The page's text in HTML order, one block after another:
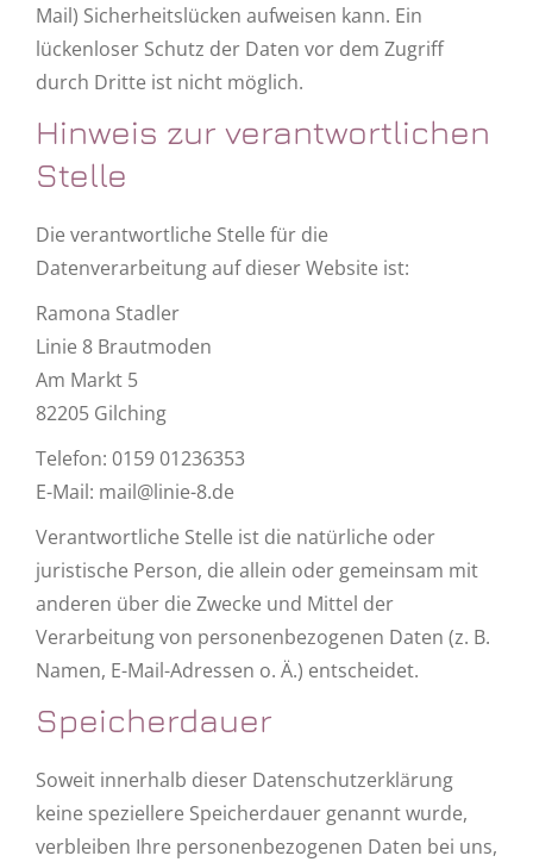
Mail) Sicherheitslücken aufweisen kann. Ein
lückenloser Schutz der Daten vor dem Zugriff
durch Dritte ist nicht möglich.
Hinweis zur verantwortlichen
Stelle
Die verantwortliche Stelle für die
Datenverarbeitung auf dieser Website ist:
Ramona Stadler
Linie 8 Brautmoden
Am Markt 5
82205 Gilching
Telefon: 0159 01236353
E-Mail: mail@linie-8.de
Verantwortliche Stelle ist die natürliche oder
juristische Person, die allein oder gemeinsam mit
anderen über die Zwecke und Mittel der
Verarbeitung von personenbezogenen Daten (z. B.
Namen, E-Mail-Adressen o. Ä.) entscheidet.
Speicherdauer
Soweit innerhalb dieser Datenschutzerklärung
keine speziellere Speicherdauer genannt wurde,
verbleiben Ihre personenbezogenen Daten bei uns,